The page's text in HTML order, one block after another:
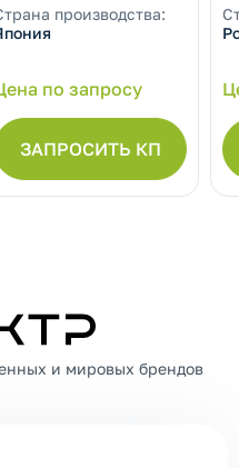
производства:
по запросу
ЗАПРОСИТЬ КП
СПЕКТР
и мировых брендов